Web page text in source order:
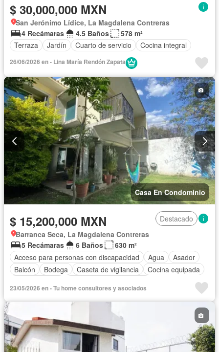
$ 30,000,000 MXN
San Jerónimo Lídice, La Magdalena Contreras
4 Recámaras
4.5 Baños
578 m²
Terraza
Jardín Cuarto de servicio Cocina integral
26/06/2026 en - Lina María Rendón Zapata
Casa En Condominio
$ 15,200,000 MXN
Destacado
Barranca Seca, La Magdalena Contreras
5 Recámaras
6 Baños
630 m²
Acceso para personas con discapacidad
Agua
Asador
Balcón
Bodega Caseta de vigilancia
Cocina equipada
23/05/2026 en - Tu home consultores y asociados